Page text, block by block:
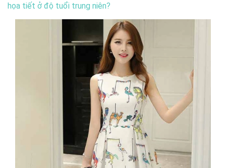
họa tiết ở độ tuổi trung niên?